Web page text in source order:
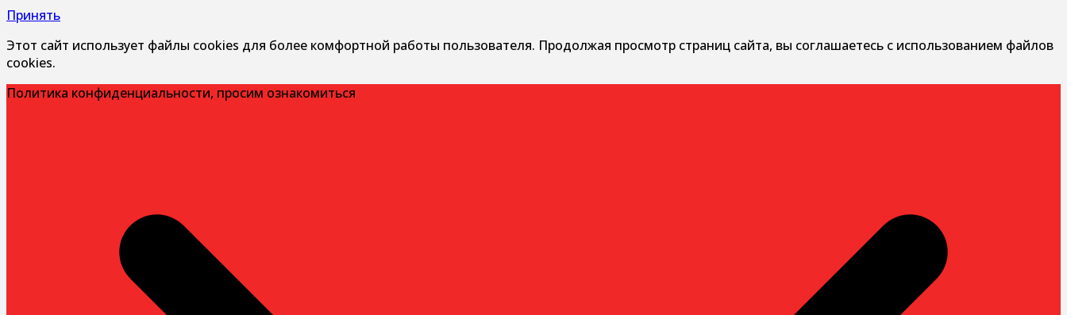
Принять
Этот сайт использует файлы cookies для более комфортной работы пользователя. Продолжая просмотр страниц сайта, вы соглашаетесь с использованием файлов
cookies.
Политика конфиденциальности, просим ознакомиться